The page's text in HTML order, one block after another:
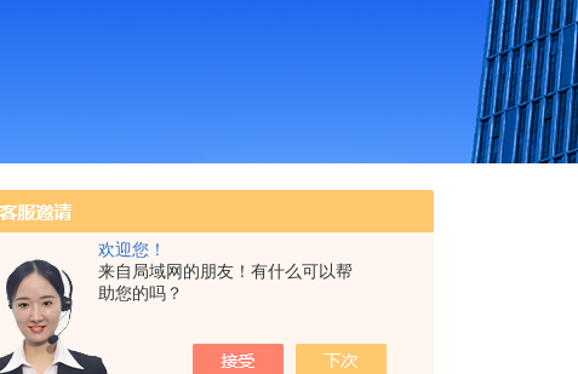
欢迎您！
来自局域网的朋友！有什么可以帮
助您的吗？